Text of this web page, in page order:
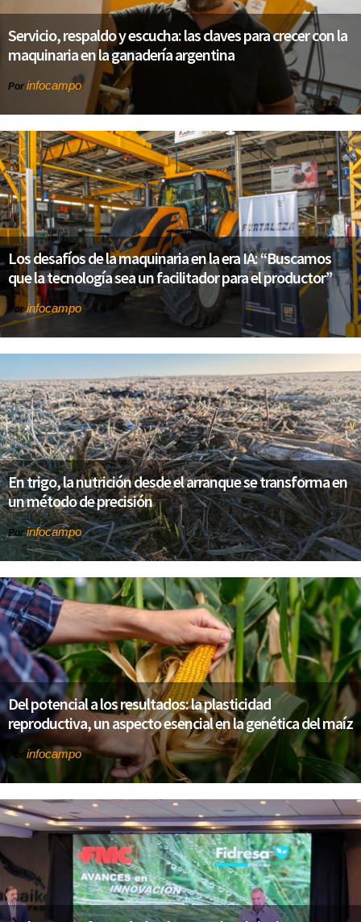
Servicio, respaldo y escucha: las claves para crecer con la
maquinaria en la ganadería argentina
Por infocampo
Los desafíos de la maquinaria en la era IA: “Buscamos
que la tecnología sea un facilitador para el productor”
Porinfocampo
En trigo, la nutrición desde el arranque se transforma en
un método de precisión
Porinfocampo
Del potencial a los resultados: la plasticidad
reproductiva, un aspecto esencial en la genética del maíz
Por infocampo